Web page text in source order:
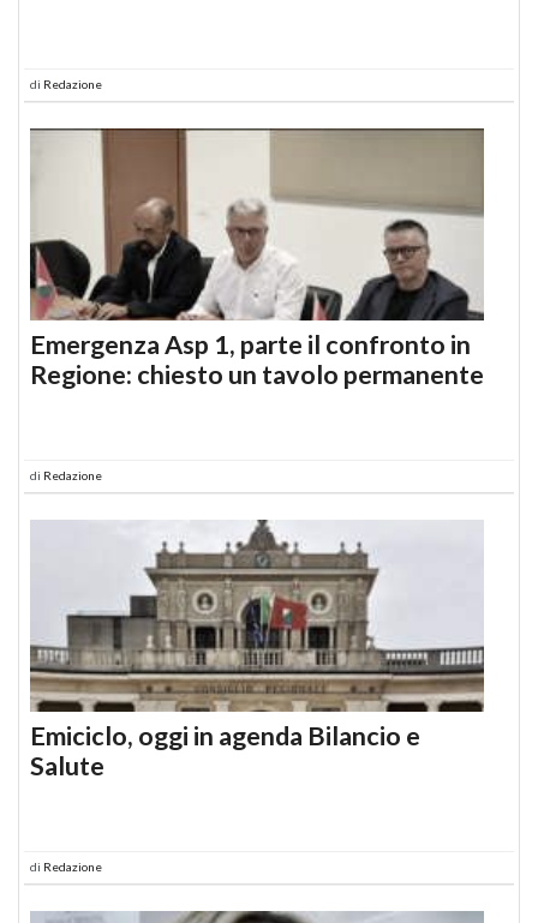
di Redazione
Emergenza Asp 1, parte il confronto in
Regione: chiesto un tavolo permanente
di Redazione
Emiciclo, oggi in agenda Bilancio e
Salute
di Redazione